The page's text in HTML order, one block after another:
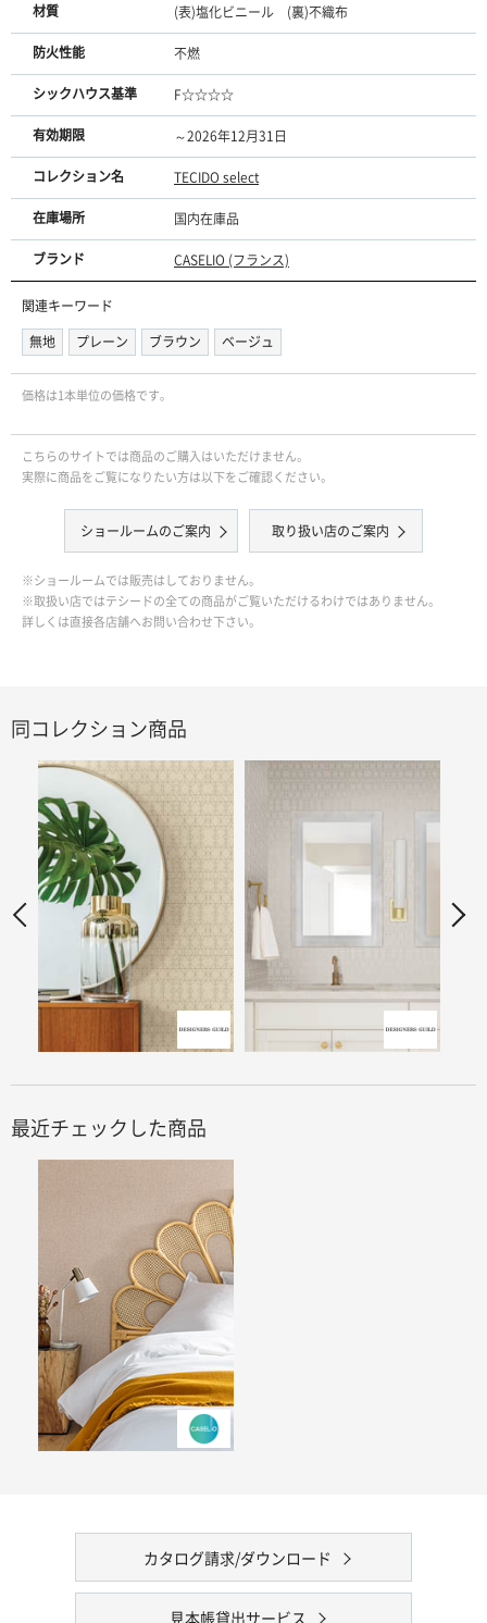
材質 (表)塩化ビニール (裏)不織布
防火性能 不燃
シックハウス基準 F☆☆☆☆
有効期限 ～2026年12月31日
コレクション名 TECIDO select
在庫場所 国内在庫品
ブランド CASELIO (フランス)
関連キーワード
無地
プレーン ブラウン ベージュ
価格は1本単位の価格です｡
こちらのサイトでは商品のご購入はいただけません。
実際に商品をご覧になりたい方は以下をご確認ください。
ショールームのご案内 取り扱い店のご案内
※ショールームでは販売はしておりません。
※取扱い店ではテシードの全ての商品がご覧いただけるわけではありません。
詳しくは直接各店舗へお問い合わせ下さい。
同コレクション商品
最近チェックした商品
カタログ請求/ダウンロード
見本帳貸出サービス